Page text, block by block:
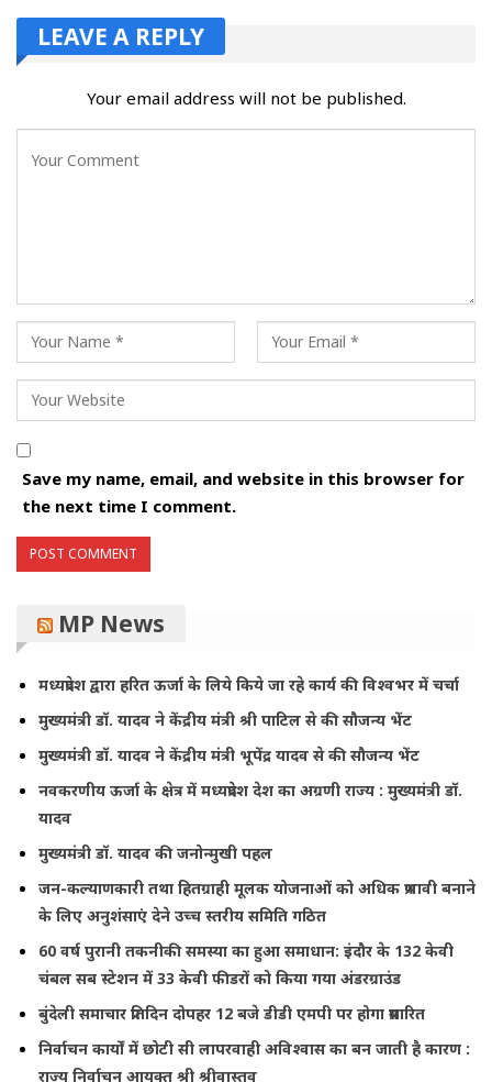
LEAVE A REPLY
Your email address will not be published.
Save my name, email, and website in this browser for
the next time I comment.
MP News
मध्यप्रदेश द्वारा हरित ऊर्जा के लिये किये जा रहे कार्य की विश्वभर में चर्चा
मुख्यमंत्री डॉ. यादव ने केंद्रीय मंत्री श्री पाटिल से की सौजन्य भेंट
मुख्यमंत्री डॉ. यादव ने केंद्रीय मंत्री भूपेंद्र यादव से की सौजन्य भेंट
नवकरणीय ऊर्जा के क्षेत्र में मध्यप्रदेश देश का अग्रणी राज्य : मुख्यमंत्री डॉ.
यादव
मुख्यमंत्री डॉ. यादव की जनोन्मुखी पहल
जन-कल्याणकारी तथा हितग्राही मूलक योजनाओं को अधिक प्रभावी बनाने
के लिए अनुशंसाएं देने उच्च स्तरीय समिति गठित
60 वर्ष पुरानी तकनीकी समस्या का हुआ समाधान: इंदौर के 132 केवी
चंबल सब स्टेशन में 33 केवी फीडरों को किया गया अंडरग्राउंड
बुंदेली समाचार प्रतिदिन दोपहर 12 बजे डीडी एमपी पर होगा प्रसारित
निर्वाचन कार्यों में छोटी सी लापरवाही अविश्वास का बन जाती है कारण :
राज्य निर्वाचन आयुक्त श्री श्रीवास्तव